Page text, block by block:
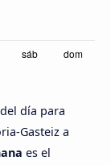
día para
Gasteiz a
es el